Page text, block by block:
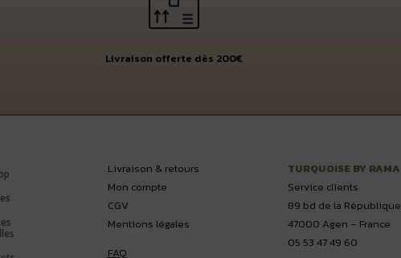
Livraison offerte dès 200€
Livraison & retours
Mon compte
CGV
Mentions légales
FAQ
TURQUOISE BY RAMA
Service clients
89 bd de la République
47000 Agen – France
05 53 47 49 60